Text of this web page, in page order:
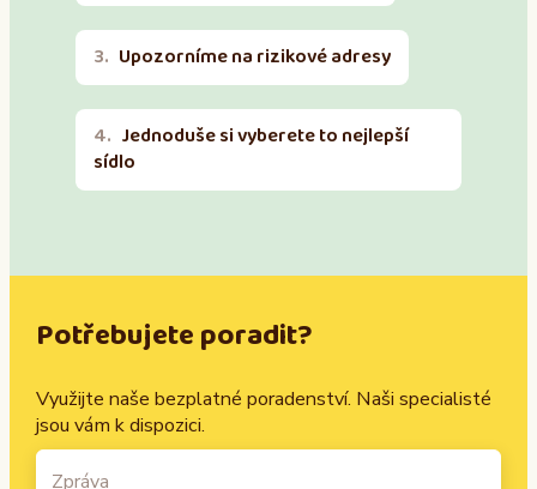
Upozorníme na rizikové adresy
Jednoduše si vyberete to nejlepší
sídlo
Potřebujete poradit?
Využijte naše bezplatné poradenství. Naši specialisté
jsou vám k dispozici.